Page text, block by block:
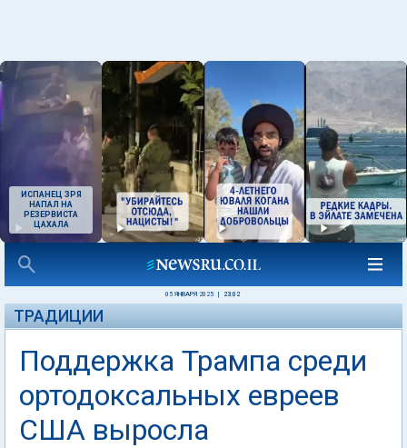
ИСПАНЕЦ ЗРЯ
НАПАЛ НА
РЕЗЕРВИСТА
ЦАХАЛА
05 ЯНВАРЯ 2025 23:02
ТРАДИЦИИ
Поддержка Трампа среди
ортодоксальных евреев
США выросла